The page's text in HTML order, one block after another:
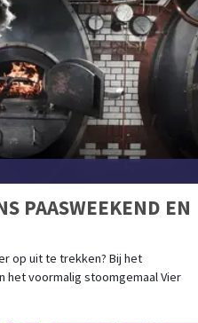
PAASWEEKEND EN
op uit te trekken? Bij het
het voormalig stoomgemaal Vier